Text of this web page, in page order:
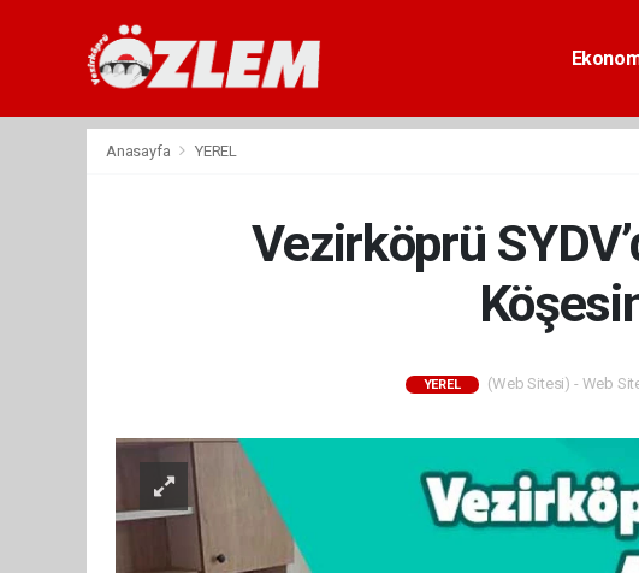
Anasayfa YEREL
Vezirköprü
YEREL (Web Sitesi) - Web